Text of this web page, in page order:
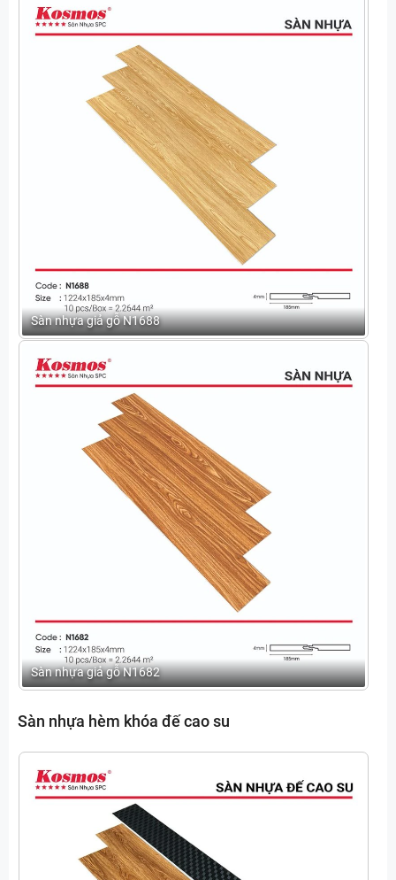
Sàn nhựa giả gỗ N1688
Sàn nhựa giả gỗ N1682
Sàn nhựa hèm khóa đế cao su